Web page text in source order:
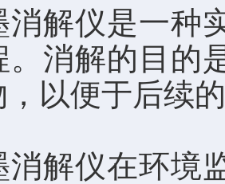
仪是一种实
。消解的目的
，以便于后续
仪在环境监